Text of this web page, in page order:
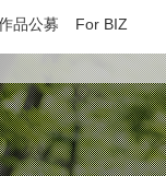
品公募 For BIZ